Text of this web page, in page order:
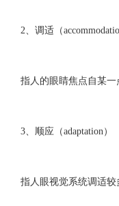
2、调适（
指人的眼睛焦点自某一
3、顺应（adaptation）
指人眼视觉系统调适